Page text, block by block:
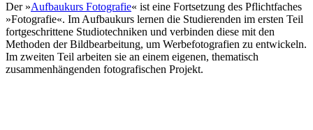
Der »Aufbaukurs Fotografie« ist eine Fortsetzung des Pflichtfaches
»Fotografie«. Im Aufbaukurs lernen die Studierenden im ersten Teil
fortgeschrittene Studiotechniken und verbinden diese mit den
Methoden der Bildbearbeitung, um Werbefotografien zu entwickeln.
Im zweiten Teil arbeiten sie an einem eigenen, thematisch
zusammenhängenden fotografischen Projekt.